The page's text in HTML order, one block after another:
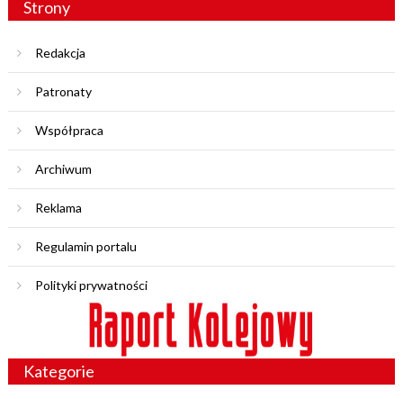
Strony
Redakcja
Patronaty
Współpraca
Archiwum
Reklama
Regulamin portalu
Polityki prywatności
Kategorie